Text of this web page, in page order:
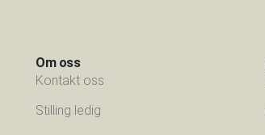
Om oss
Kontakt oss
Stilling ledig